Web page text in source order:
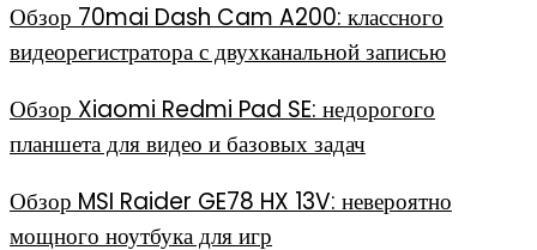
Обзор 70mai Dash Cam A200: классного
видеорегистратора с двухканальной записью
Обзор Xiaomi Redmi Pad SE: недорогого
планшета для видео и базовых задач
Обзор MSI Raider GE78 HX 13V: невероятно
мощного ноутбука для игр